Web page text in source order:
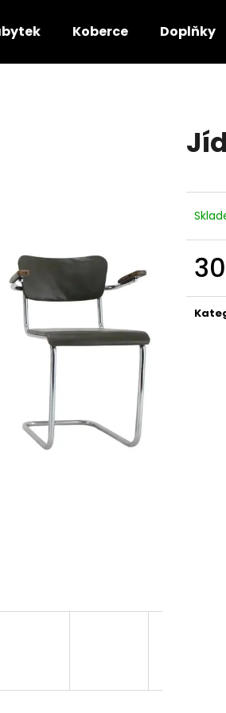
Koberce Doplňky
cena: